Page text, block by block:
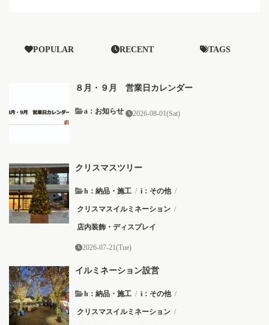
POPULAR RECENT TAGS
８月・９月 営業日カレンダー
a：お知らせ 2026-08-01(Sat)
クリスマスツリー
h：納品・施工 / i：その他 /
クリスマスイルミネーション /
店内装飾・ディスプレイ
2026-07-21(Tue)
イルミネーション設営
h：納品・施工 / i：その他 /
クリスマスイルミネーション /